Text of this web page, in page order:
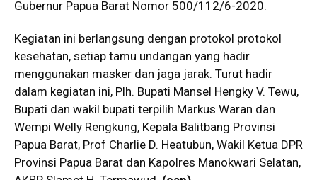
Gubernur Papua Barat Nomor 500/112/6-2020.
Kegiatan ini berlangsung dengan protokol protokol
kesehatan, setiap tamu undangan yang hadir
menggunakan masker dan jaga jarak. Turut hadir
dalam kegiatan ini, Plh. Bupati Mansel Hengky V. Tewu,
Bupati dan wakil bupati terpilih Markus Waran dan
Wempi Welly Rengkung, Kepala Balitbang Provinsi
Papua Barat, Prof Charlie D. Heatubun, Wakil Ketua DPR
Provinsi Papua Barat dan Kapolres Manokwari Selatan,